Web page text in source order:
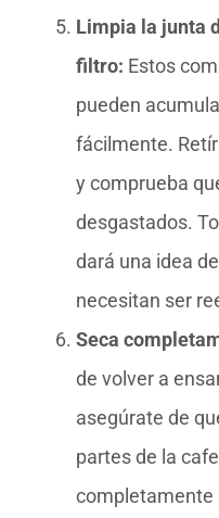
Limpia la junta
filtro: Estos
pueden
fácilmente.
y comprueba
desgastados.
dará una idea
necesitan ser
Seca
de volver a
asegúrate de
partes de la
completamente